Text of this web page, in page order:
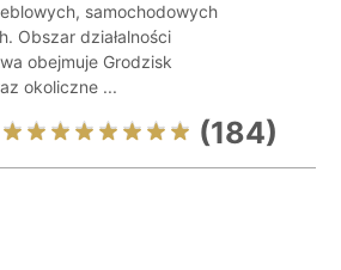
samochodowych
Obszar działalności
obejmuje Grodzisk
okoliczne ...
(184)